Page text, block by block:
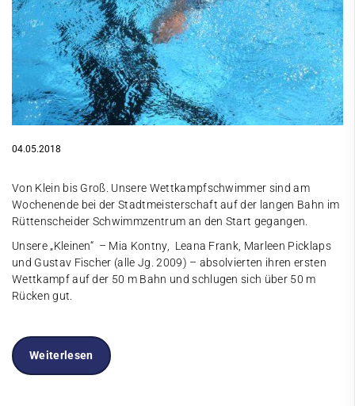
04.05.2018
Von Klein bis Groß. Unsere Wettkampfschwimmer sind am
Wochenende bei der Stadtmeisterschaft auf der langen Bahn im
Rüttenscheider Schwimmzentrum an den Start gegangen.
Unsere „Kleinen“ – Mia Kontny, Leana Frank, Marleen Picklaps
und Gustav Fischer (alle Jg. 2009) – absolvierten ihren ersten
Wettkampf auf der 50 m Bahn und schlugen sich über 50 m
Rücken gut.
Weiterlesen